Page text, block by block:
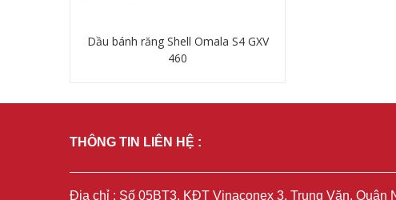
Dầu bánh răng Shell Omala S4 GXV
460
THÔNG TIN LIÊN HỆ :
Địa chỉ : Số 05BT3, KĐT Vinaconex 3, Trung Văn, Quận